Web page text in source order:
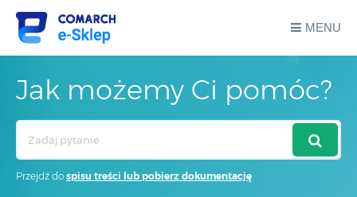
MENU
Jak możemy Ci pomóc?
Przejdź do spisu treści lub pobierz dokumentację